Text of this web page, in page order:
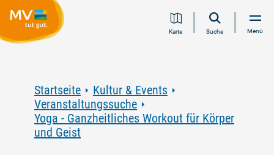
Inhalt
Navigation
Volltextsuche
FooterKarte Suche Menü
Startseite
Kultur & Events
Veranstaltungssuche
Yoga - Ganzheitliches Workout für Körper
und Geist